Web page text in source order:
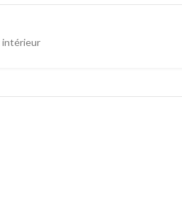
intérieur